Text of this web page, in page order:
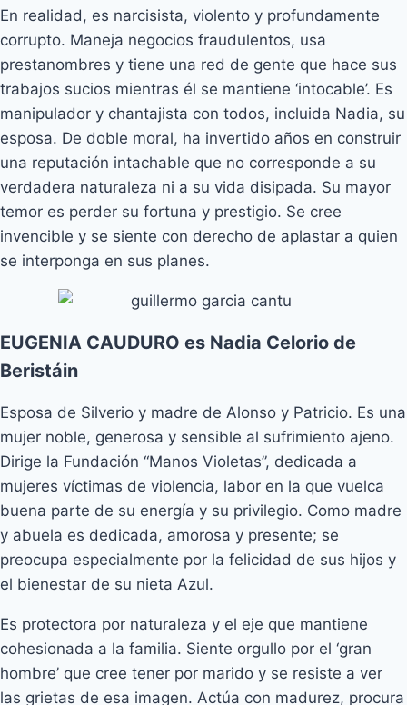
En realidad, es narcisista, violento y profundamente
corrupto. Maneja negocios fraudulentos, usa
prestanombres y tiene una red de gente que hace sus
trabajos sucios mientras él se mantiene ‘intocable’. Es
manipulador y chantajista con todos, incluida Nadia, su
esposa. De doble moral, ha invertido años en construir
una reputación intachable que no corresponde a su
verdadera naturaleza ni a su vida disipada. Su mayor
temor es perder su fortuna y prestigio. Se cree
invencible y se siente con derecho de aplastar a quien
se interponga en sus planes.
EUGENIA CAUDURO es Nadia Celorio de
Beristáin
Esposa de Silverio y madre de Alonso y Patricio. Es una
mujer noble, generosa y sensible al sufrimiento ajeno.
Dirige la Fundación “Manos Violetas”, dedicada a
mujeres víctimas de violencia, labor en la que vuelca
buena parte de su energía y su privilegio. Como madre
y abuela es dedicada, amorosa y presente; se
preocupa especialmente por la felicidad de sus hijos y
el bienestar de su nieta Azul.
Es protectora por naturaleza y el eje que mantiene
cohesionada a la familia. Siente orgullo por el ‘gran
hombre’ que cree tener por marido y se resiste a ver
las grietas de esa imagen. Actúa con madurez, procura